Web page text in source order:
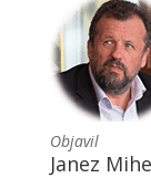
Objavil
Janez